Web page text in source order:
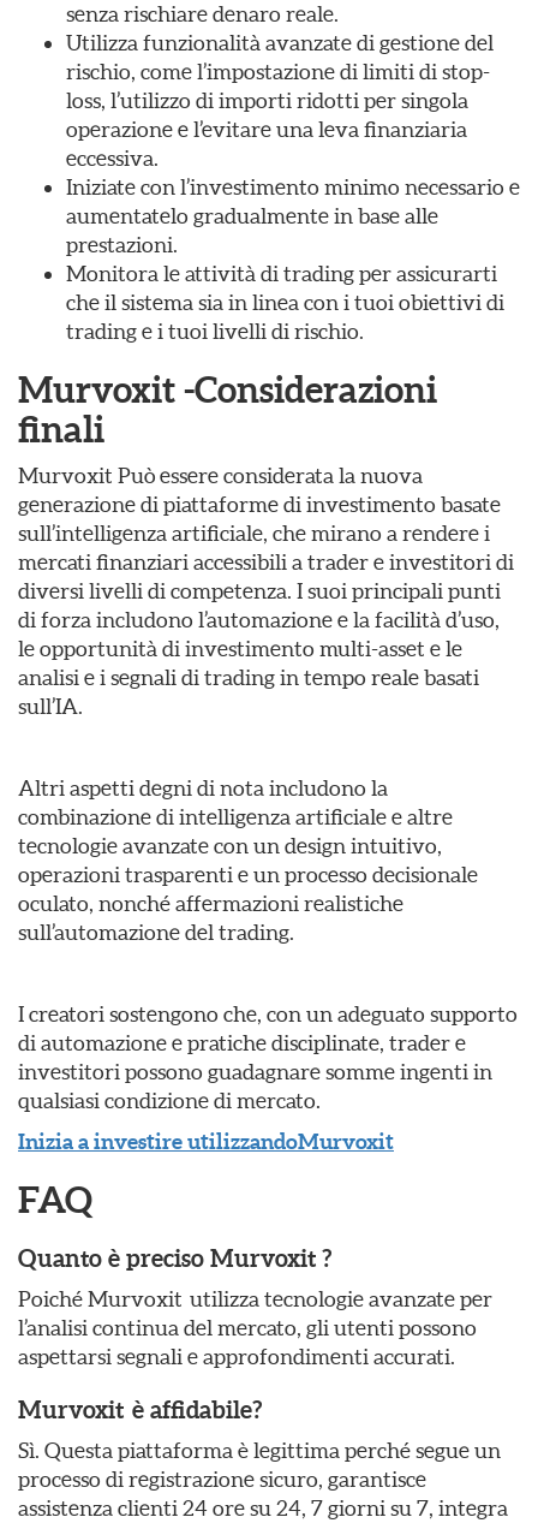
senza rischiare denaro reale.
Utilizza funzionalità avanzate di gestione del
rischio, come l’impostazione di limiti di stop-
loss, l’utilizzo di importi ridotti per singola
operazione e l’evitare una leva finanziaria
eccessiva.
Iniziate con l’investimento minimo necessario e
aumentatelo gradualmente in base alle
prestazioni.
Monitora le attività di trading per assicurarti
che il sistema sia in linea con i tuoi obiettivi di
trading e i tuoi livelli di rischio.
Murvoxit -Considerazioni
finali
Murvoxit Può essere considerata la nuova
generazione di piattaforme di investimento basate
sull’intelligenza artificiale, che mirano a rendere i
mercati finanziari accessibili a trader e investitori di
diversi livelli di competenza. I suoi principali punti
di forza includono l’automazione e la facilità d’uso,
le opportunità di investimento multi-asset e le
analisi e i segnali di trading in tempo reale basati
sull’IA.
Altri aspetti degni di nota includono la
combinazione di intelligenza artificiale e altre
tecnologie avanzate con un design intuitivo,
operazioni trasparenti e un processo decisionale
oculato, nonché affermazioni realistiche
sull’automazione del trading.
I creatori sostengono che, con un adeguato supporto
di automazione e pratiche disciplinate, trader e
investitori possono guadagnare somme ingenti in
qualsiasi condizione di mercato.
Inizia a investire utilizzandoMurvoxit
FAQ
Quanto è preciso Murvoxit ?
Poiché Murvoxit utilizza tecnologie avanzate per
l’analisi continua del mercato, gli utenti possono
aspettarsi segnali e approfondimenti accurati.
Murvoxit è affidabile?
Sì. Questa piattaforma è legittima perché segue un
processo di registrazione sicuro, garantisce
assistenza clienti 24 ore su 24, 7 giorni su 7, integra